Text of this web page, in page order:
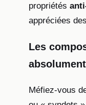
propriétés
appréciées
Les
absolument
Méfiez-vous